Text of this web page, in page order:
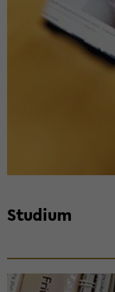
Stu­di­um